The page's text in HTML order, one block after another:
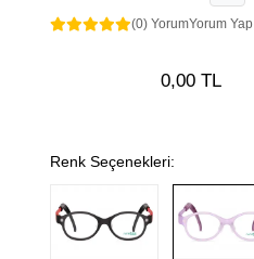
(0) YorumYorum Yap
0,00 TL
Renk Seçenekleri: